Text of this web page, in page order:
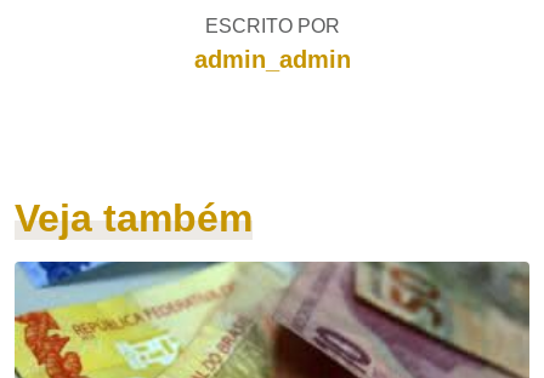
ESCRITO POR
admin_admin
Veja também